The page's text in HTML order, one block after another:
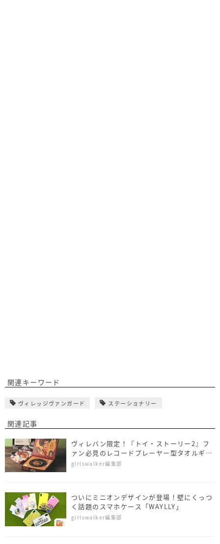
関連キーワード
ヴィレッジヴァンガード ステーショナリー
関連記事
ヴィレバン限定！『トイ・ストーリー2』フ
ァン必見のレコードプレーヤー型タオルギフ
トがお目見え
girlswalker編集部
ついにミニオンデザインが登場！壁にくっつ
く話題のスマホケース「WAYLLY」
girlswalker編集部